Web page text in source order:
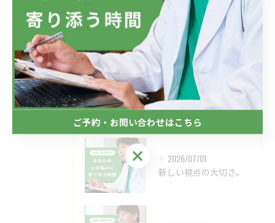
最近の投稿 Recent Posts
2026/07/08
2026/07/01
新しい視点の大切さ。
ご予約・お問い合わせはこちら
ご予約・お問い合わせはこちら